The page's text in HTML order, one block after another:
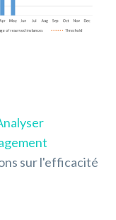
sur l'efficacité